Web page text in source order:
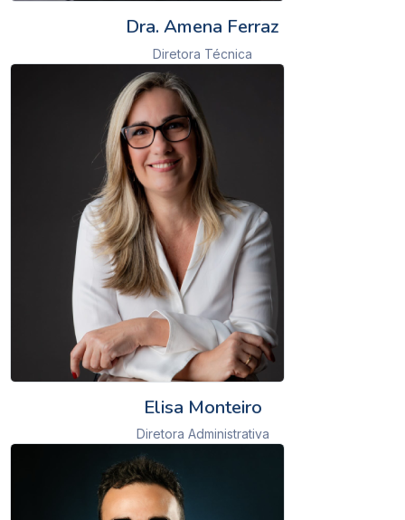
Dra. Amena Ferraz
Diretora Técnica
Elisa Monteiro
Diretora Administrativa